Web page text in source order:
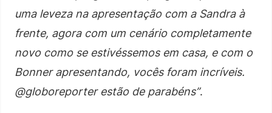
uma leveza na apresentação com a Sandra à
frente, agora com um cenário completamente
novo como se estivéssemos em casa, e com o
Bonner apresentando, vocês foram incríveis.
@globoreporter estão de parabéns”.